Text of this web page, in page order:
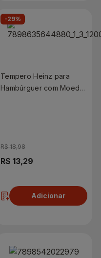
-29%
Tempero Heinz para
Hambúrguer com Moedor
R$ 18,98
R$ 13,29
Adicionar